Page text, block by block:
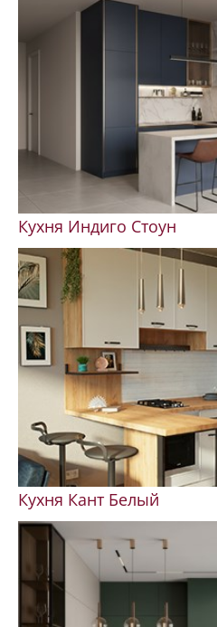
Кухня Индиго Стоун
Кухня Кант Белый